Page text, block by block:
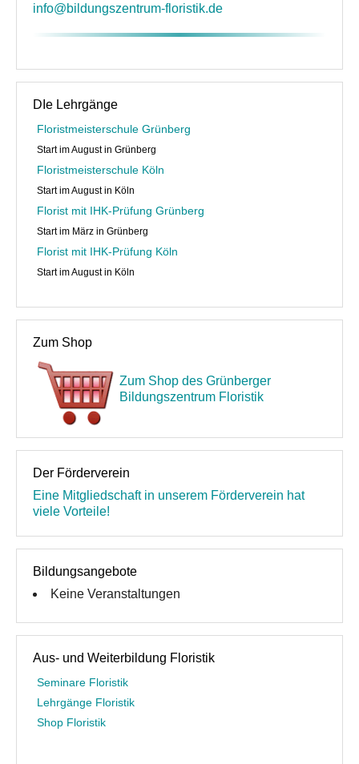
info@bildungszentrum-floristik.de
DIe Lehrgänge
Floristmeisterschule Grünberg
Start im August in Grünberg
Floristmeisterschule Köln
Start im August in Köln
Florist mit IHK-Prüfung Grünberg
Start im März in Grünberg
Florist mit IHK-Prüfung Köln
Start im August in Köln
Zum Shop
Zum Shop des Grünberger
Bildungszentrum Floristik
Der Förderverein
Eine Mitgliedschaft in unserem Förderverein hat
viele Vorteile!
Bildungsangebote
Keine Veranstaltungen
Aus- und Weiterbildung Floristik
Seminare Floristik
Lehrgänge Floristik
Shop Floristik